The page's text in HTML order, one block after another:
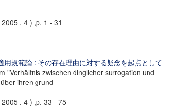
. 4 ) ,p. 1 - 31
用規範論 : その存在理由に対する疑念を起点として
"Verhältnis zwischen dinglicher surrogation und
ihren grund
. 4 ) ,p. 33 - 75